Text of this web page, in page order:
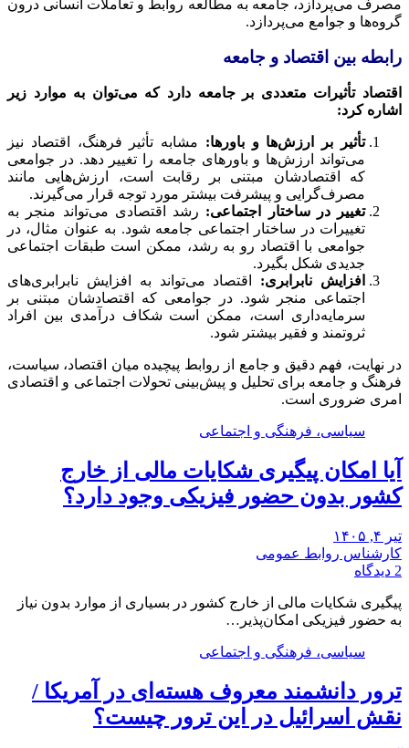
مصرف می‌پردازد، جامعه به مطالعه روابط و تعاملات انسانی درون
گروه‌ها و جوامع می‌پردازد.
رابطه بین اقتصاد و جامعه
اقتصاد تأثیرات متعددی بر جامعه دارد که می‌توان به موارد زیر
اشاره کرد:
تأثیر بر ارزش‌ها و باورها: مشابه تأثیر فرهنگ، اقتصاد نیز
می‌تواند ارزش‌ها و باورهای جامعه را تغییر دهد. در جوامعی
که اقتصادشان مبتنی بر رقابت است، ارزش‌هایی مانند
مصرف‌گرایی و پیشرفت بیشتر مورد توجه قرار می‌گیرند.
تغییر در ساختار اجتماعی: رشد اقتصادی می‌تواند منجر به
تغییرات در ساختار اجتماعی جامعه شود. به عنوان مثال، در
جوامعی با اقتصاد رو به رشد، ممکن است طبقات اجتماعی
جدیدی شکل بگیرد.
افزایش نابرابری: اقتصاد می‌تواند به افزایش نابرابری‌های
اجتماعی منجر شود. در جوامعی که اقتصادشان مبتنی بر
سرمایه‌داری است، ممکن است شکاف درآمدی بین افراد
ثروتمند و فقیر بیشتر شود.
در نهایت، فهم دقیق و جامع از روابط پیچیده میان اقتصاد، سیاست،
فرهنگ و جامعه برای تحلیل و پیش‌بینی تحولات اجتماعی و اقتصادی
امری ضروری است.
سیاسی، فرهنگی و اجتماعی
آیا امکان پیگیری شکایات مالی از خارج
کشور بدون حضور فیزیکی وجود دارد؟
تیر ۴, ۱۴۰۵
کارشناس روابط عمومی
2 دیدگاه
پیگیری شکایات مالی از خارج کشور در بسیاری از موارد بدون نیاز
به حضور فیزیکی امکان‌پذیر…
سیاسی، فرهنگی و اجتماعی
ترور دانشمند معروف هسته‌ای در آمریکا /
نقش اسرائیل در این ترور چیست؟